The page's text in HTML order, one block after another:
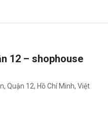
12 – shophouse
Quận 12, Hồ Chí Minh, Việt